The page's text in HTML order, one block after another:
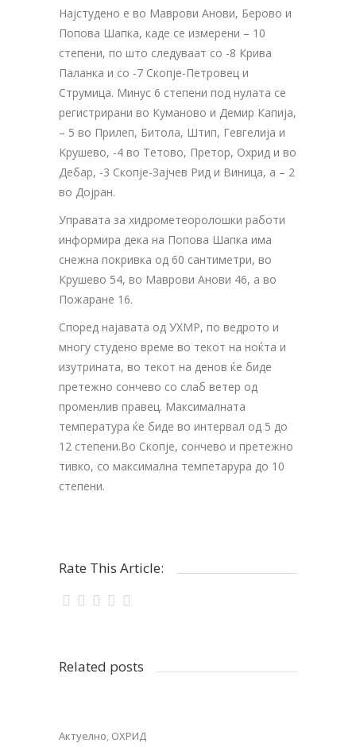
Најстудено е во Маврови Анови, Берово и
Попова Шапка, каде се измерени – 10
степени, по што следуваат со -8 Крива
Паланка и со -7 Скопје-Петровец и
Струмица. Минус 6 степени под нулата се
регистрирани во Куманово и Демир Капија,
– 5 во Прилеп, Битола, Штип, Гевгелија и
Kрушево, -4 во Тетово, Претор, Охрид и во
Дебар, -3 Скопје-Зајчев Рид и Виница, а – 2
во Дојран.
Управата за хидрометеоролошки работи
информира дека на Попова Шапка има
снежна покривка од 60 сантиметри, во
Крушево 54, во Маврови Анови 46, а во
Пожаране 16.
Според најавата од УХМР, по ведрото и
многу студено време во текот на ноќта и
изутрината, во текот на денов ќе биде
претежно сончево со слаб ветер од
променлив правец. Максималната
температура ќе биде во интервал од 5 до
12 степени.Во Скопје, сончево и претежно
тивко, со максимална темпетарура до 10
степени.
Rate This Article:
Related posts
Актуелно, ОХРИД